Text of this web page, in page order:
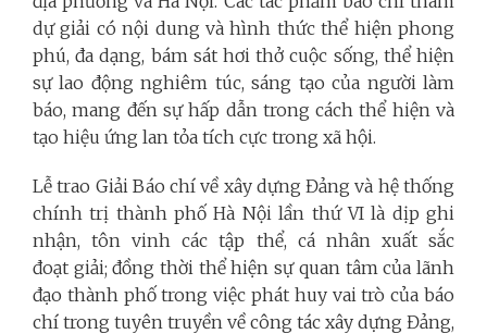
dự giải có nội dung và hình thức thể hiện phong
phú, đa dạng, bám sát hơi thở cuộc sống, thể hiện
sự lao động nghiêm túc, sáng tạo của người làm
báo, mang đến sự hấp dẫn trong cách thể hiện và
tạo hiệu ứng lan tỏa tích cực trong xã hội.
Lễ trao Giải Báo chí về xây dựng Đảng và hệ thống
chính trị thành phốHà Nội lần thứ VI là dịp ghi
nhận, tôn vinh các tập thể, cá nhân xuất sắc
đoạt giải; đồng thời thể hiện sự quan tâm của lãnh
đạo thành phố trong việc phát huy vai trò của báo
chí trong tuyên truyền về công tác xây dựng Đảng,